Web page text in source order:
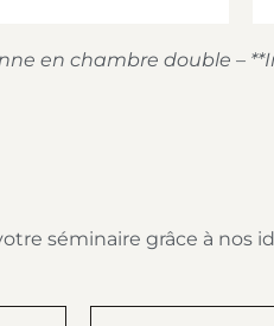
en chambre double –
séminaire grâce à nos